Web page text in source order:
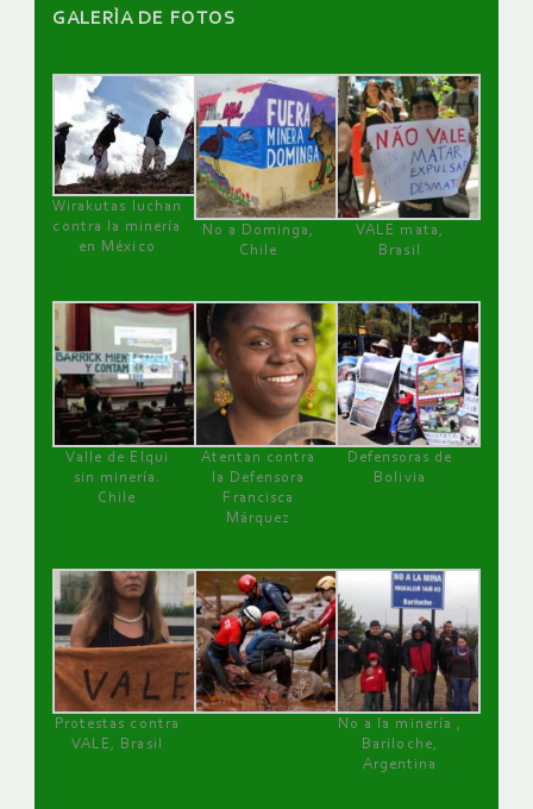
GALERÌA DE FOTOS
Wirakutas luchan
contra la minería
en México
No a Dominga,
Chile
VALE mata,
Brasil
Valle de Elqui
sin minería.
Chile
Atentan contra
la Defensora
Francisca
Márquez
Defensoras de
Bolivia
Protestas contra
VALE, Brasil
No a la minería ,
Bariloche,
Argentina